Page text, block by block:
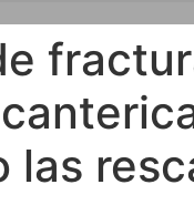
las